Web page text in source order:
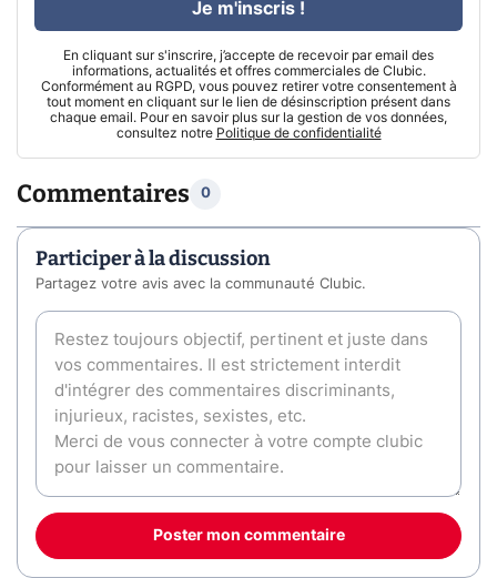
En cliquant sur s'inscrire, j’accepte de recevoir par email des
informations, actualités et offres commerciales de Clubic.
Conformément au RGPD, vous pouvez retirer votre consentement à
tout moment en cliquant sur le lien de désinscription présent dans
chaque email. Pour en savoir plus sur la gestion de vos données,
consultez notre Politique de confidentialité
Je m'inscris !
Commentaires 0
Participer à la discussion
Partagez votre avis avec la communauté Clubic.
Poster mon commentaire